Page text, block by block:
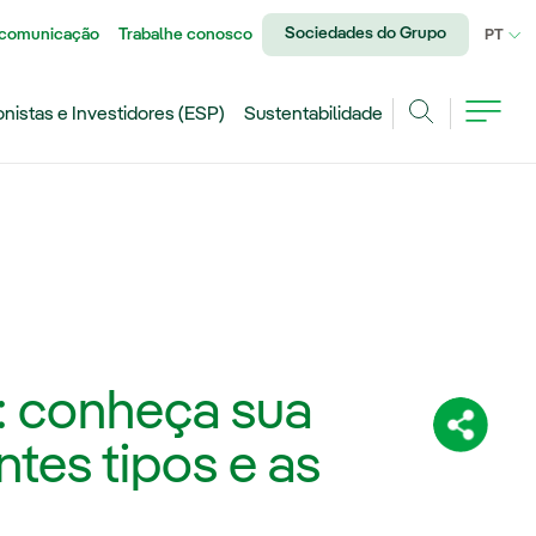
Trabalhe conosco Sociedades do Grupo PT
e Investidores (ESP)
Sustentabilidade
sua
tipos e as